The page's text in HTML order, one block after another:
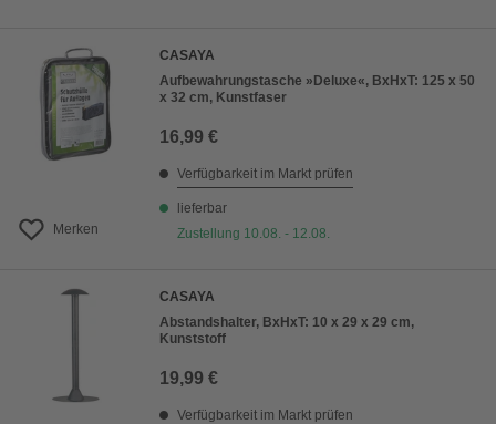
Merken
CASAYA
Aufbewahrungstasche »Deluxe«, BxHxT: 125 x 50
x 32 cm, Kunstfaser
16,99 €
Verfügbarkeit im Markt prüfen
lieferbar
Zustellung 10.08. - 12.08.
CASAYA
Abstandshalter, BxHxT: 10 x 29 x 29 cm,
Kunststoff
19,99 €
Verfügbarkeit im Markt prüfen